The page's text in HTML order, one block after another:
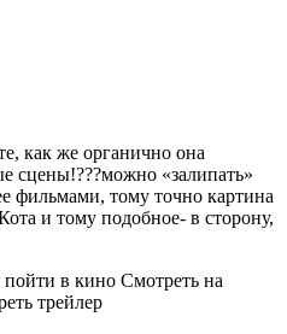
как же органично она
сцены!???можно «залипать»
фильмами, тому точно картина
и тому подобное- в сторону,
в кино Смотреть на
трейлер